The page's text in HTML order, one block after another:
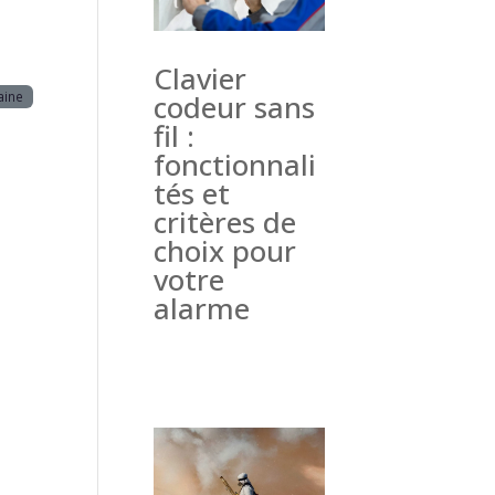
Clavier
codeur sans
fil :
fonctionnali
tés et
critères de
choix pour
votre
alarme